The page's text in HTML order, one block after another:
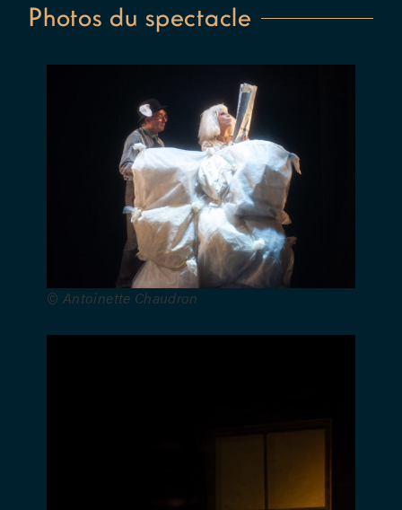
–
et
scénographie
: Vitalia
Samuilova
– Création
son :
Clément
Waleffe –
Voix off :
Audrey
d’Hulstère,
: Michel
Photos du spectacle
© Antoinette Chaudron